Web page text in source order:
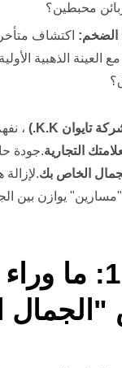
محبطين؟
الضخم: اكتشاف
مع العينة الذهبية
،
التجارية.جودة
الخاص بك
يوازن بين
# الحل 1: ما